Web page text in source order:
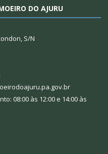
DO AJURU
S/N
08:00 às 12:00 e 14:00 às